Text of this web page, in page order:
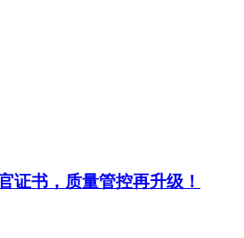
证书，质量管控再升级！